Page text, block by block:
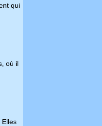
qui
où il
Elles